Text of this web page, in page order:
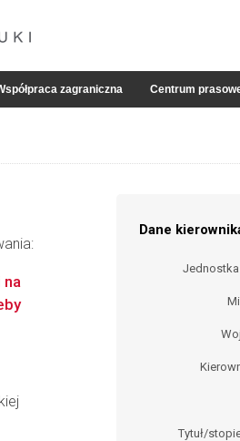
zagraniczna Centrum
Dane
Tytuł/
na